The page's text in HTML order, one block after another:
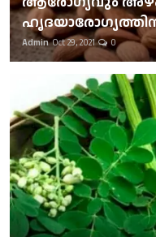
Admin Oct 29, 2021 0